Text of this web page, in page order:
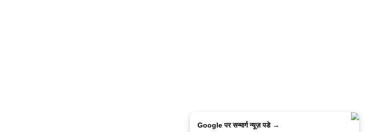
Google पर सन्मार्ग न्यूज़ पडे →